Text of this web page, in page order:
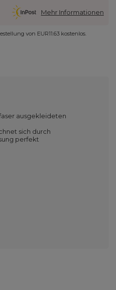
Mehr Informationen
von EUR11.63 kostenlos.
ausgekleideten
sich durch
perfekt